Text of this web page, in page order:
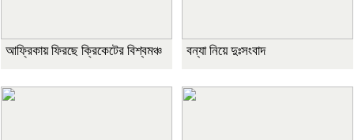
আফ্রিকায় ফিরছে ক্রিকেটের বিশ্বমঞ্চ বন্যা নিয়ে দুঃসংবাদ